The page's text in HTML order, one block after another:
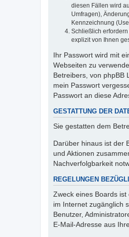
diesen Fällen wird
Umfragen),
Kennzeichnung
Schließlich
explizit von Ihnen
Ihr Passwort wird mit
Webseiten zu
Betreibers, von phpBB
mein Passwort
Passwort an diese
GESTATTUNG DER
Sie gestatten dem
Darüber hinaus ist der
und Aktionen
Nachverfolgbarkeit
REGELUNGEN
Zweck eines Boards
im Internet zugänglich
Benutzer,
E-Mail-Adresse aus